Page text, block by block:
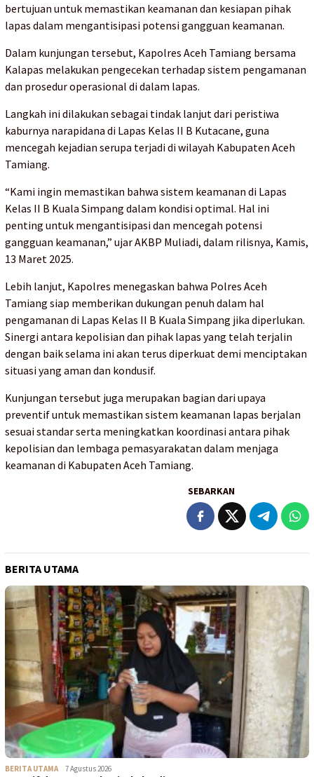
bertujuan untuk memastikan keamanan dan kesiapan pihak
lapas dalam mengantisipasi potensi gangguan keamanan.
Dalam kunjungan tersebut, Kapolres Aceh Tamiang bersama
Kalapas melakukan pengecekan terhadap sistem pengamanan
dan prosedur operasional di dalam lapas.
Langkah ini dilakukan sebagai tindak lanjut dari peristiwa
kaburnya narapidana di Lapas Kelas II B Kutacane, guna
mencegah kejadian serupa terjadi di wilayah Kabupaten Aceh
Tamiang.
“Kami ingin memastikan bahwa sistem keamanan di Lapas
Kelas II B Kuala Simpang dalam kondisi optimal. Hal ini
penting untuk mengantisipasi dan mencegah potensi
gangguan keamanan,” ujar AKBP Muliadi, dalam rilisnya, Kamis,
13 Maret 2025.
Lebih lanjut, Kapolres menegaskan bahwa Polres Aceh
Tamiang siap memberikan dukungan penuh dalam hal
pengamanan di Lapas Kelas II B Kuala Simpang jika diperlukan.
Sinergi antara kepolisian dan pihak lapas yang telah terjalin
dengan baik selama ini akan terus diperkuat demi menciptakan
situasi yang aman dan kondusif.
Kunjungan tersebut juga merupakan bagian dari upaya
preventif untuk memastikan sistem keamanan lapas berjalan
sesuai standar serta meningkatkan koordinasi antara pihak
kepolisian dan lembaga pemasyarakatan dalam menjaga
keamanan di Kabupaten Aceh Tamiang.
SEBARKAN
BERITA UTAMA
BERITA UTAMA 7 Agustus 2026